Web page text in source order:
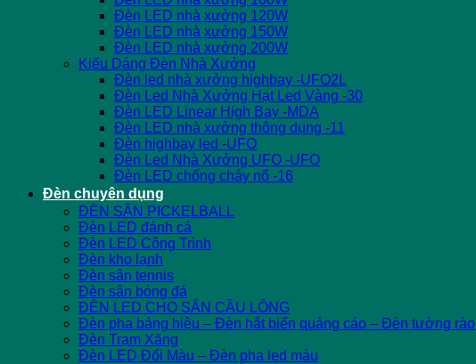
Đèn LED nhà xưởng 120W
Đèn LED nhà xưởng 150W
Đèn LED nhà xưởng 200W
Kiểu Dáng Đèn Nhà Xưởng
Đèn led nhà xưởng highbay -UFO2L
Đèn Led Nhà Xưởng Hạt Led Vàng -30
Đèn LED Linear High Bay -MDA
Đèn LED nhà xưởng thông dụng -11
Đèn highbay led -UFO
Đèn Led Nhà Xưởng UFO -UFO
Đèn LED chống cháy nổ -16
Đèn chuyên dụng
ĐÈN SÂN PICKELBALL
Đèn LED đánh cá
Đèn LED Công Trình
Đèn kho lạnh
Đèn sân tennis
Đèn sân bóng đá
ĐÈN LED CHO SÂN CẦU LÔNG
Đèn pha bảng hiệu – Đèn hắt biển quảng cáo – Đèn tường rào
Đèn Trạm Xăng
Đèn LED Đổi Màu – Đèn pha led màu